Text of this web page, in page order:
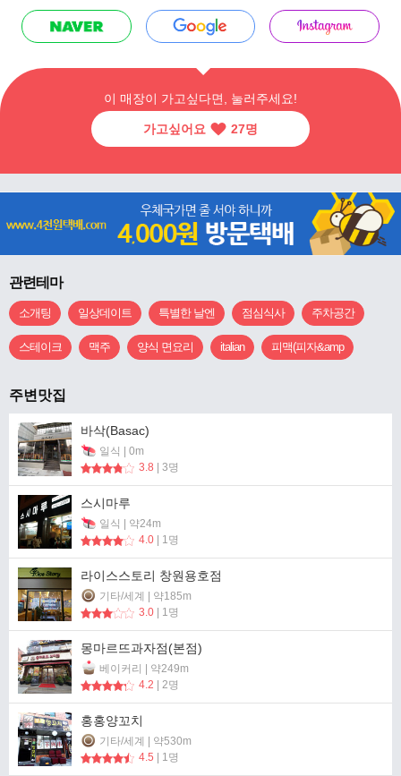
이 매장이 가고싶다면, 눌러주세요!
가고싶어요 27명
관련테마
소개팅 일상데이트 특별한 날엔 점심식사 주차공간
스테이크 맥주 양식 면요리 italian 피맥(피자&amp
주변맛집
바삭(Basac)
일식 | 0m
3.8 | 3명
스시마루
일식 | 약24m
4.0 | 1명
라이스스토리 창원용호점
기타/세계 | 약185m
3.0 | 1명
몽마르뜨과자점(본점)
베이커리 | 약249m
4.2 | 2명
홍홍양꼬치
기타/세계 | 약530m
4.5 | 1명